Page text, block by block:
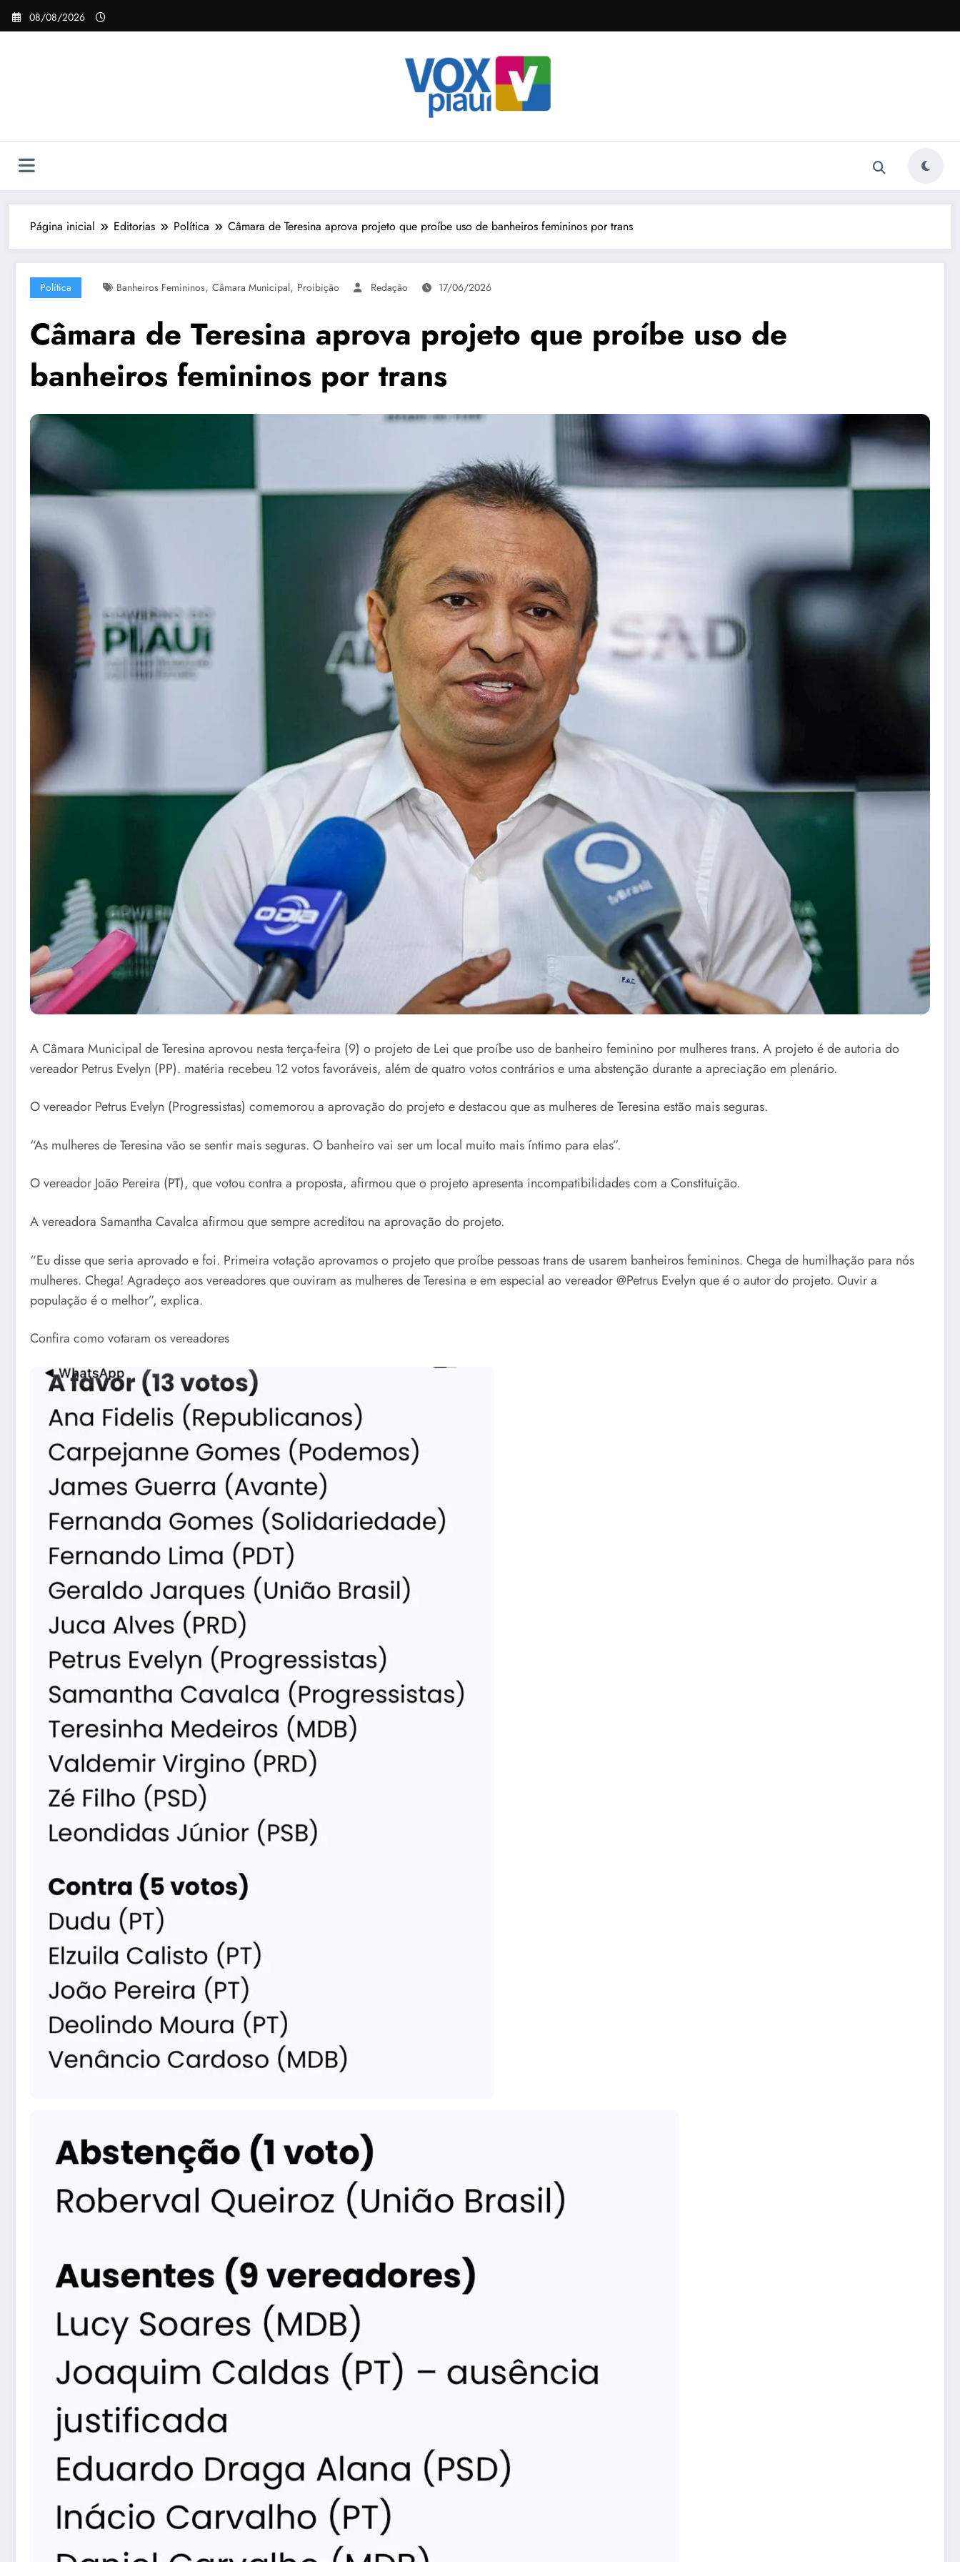
Pular
para
08/08/2026
Página inicial Editorias Política Câmara de Teresina aprova projeto que proíbe uso de banheiros femininos por trans
Política Banheiros Femininos, Câmara Municipal, Proibição Redação 17/06/2026
Câmara de Teresina aprova projeto que proíbe uso de
banheiros femininos por trans
A Câmara Municipal de Teresina aprovou nesta terça-feira (9) o projeto de Lei que proíbe uso de banheiro feminino por mulheres trans. A projeto é de autoria do
vereador Petrus Evelyn (PP). matéria recebeu 12 votos favoráveis, além de quatro votos contrários e uma abstenção durante a apreciação em plenário.
O vereador Petrus Evelyn (Progressistas) comemorou a aprovação do projeto e destacou que as mulheres de Teresina estão mais seguras.
“As mulheres de Teresina vão se sentir mais seguras. O banheiro vai ser um local muito mais íntimo para elas”.
O vereador João Pereira (PT), que votou contra a proposta, afirmou que o projeto apresenta incompatibilidades com a Constituição.
A vereadora Samantha Cavalca afirmou que sempre acreditou na aprovação do projeto.
“Eu disse que seria aprovado e foi. Primeira votação aprovamos o projeto que proíbe pessoas trans de usarem banheiros femininos. Chega de humilhação para nós
mulheres. Chega! Agradeço aos vereadores que ouviram as mulheres de Teresina e em especial ao vereador @Petrus Evelyn que é o autor do projeto. Ouvir a
população é o melhor”, explica.
Confira como votaram os vereadores